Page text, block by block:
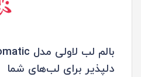
دلپذیر برای لب‌های شما